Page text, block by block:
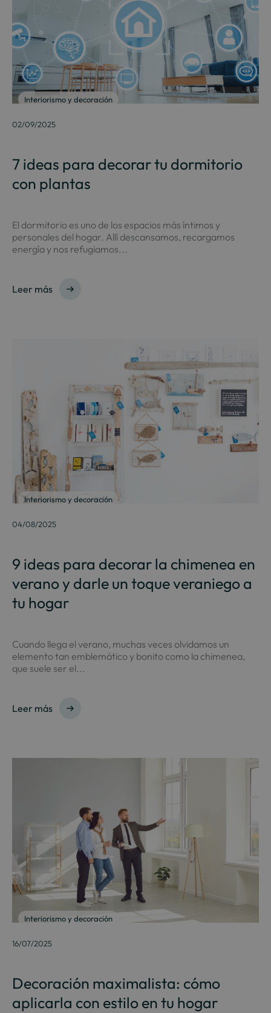
Interiorismo y decoración
02/09/2025
7 ideas para decorar tu dormitorio
con plantas
El dormitorio es uno de los espacios más íntimos y
personales del hogar. Allí descansamos, recargamos
energía y nos refugiamos...
Leer más
Interiorismo y decoración
04/08/2025
9 ideas para decorar la chimenea en
verano y darle un toque veraniego a
tu hogar
Cuando llega el verano, muchas veces olvidamos un
elemento tan emblemático y bonito como la chimenea,
que suele ser el...
Leer más
Interiorismo y decoración
16/07/2025
Decoración maximalista: cómo
aplicarla con estilo en tu hogar